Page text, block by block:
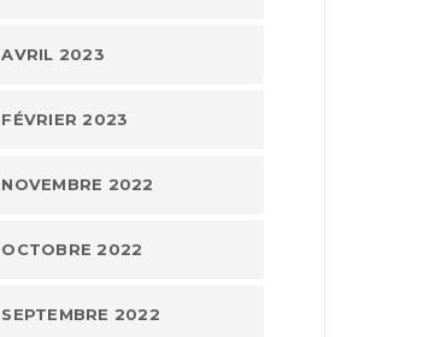
AVRIL 2023
FÉVRIER 2023
NOVEMBRE 2022
OCTOBRE 2022
SEPTEMBRE 2022